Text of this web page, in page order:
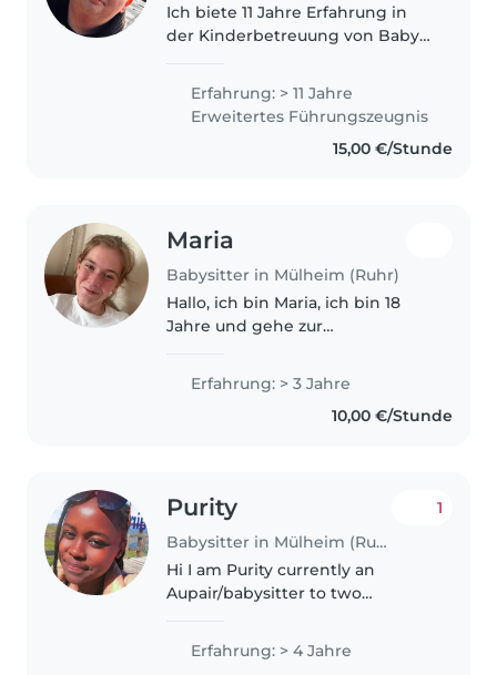
Ich biete 11 Jahre Erfahrung in
der Kinderbetreuung von Babys
ich besondere Expertise im
Umgang mit Kindern mit
Sonderbedürfnissen wie
Angstzustände, ADHS,..
Erfahrung: > 11 Jahre
Erweitertes Führungszeugnis
15,00 €/Stunde
Maria
Babysitter in Mülheim (Ruhr)
Hallo, ich bin Maria, ich bin 18
Jahre und gehe zur
viele Jahre Cello und mache viel
Sport, zum Beispiel tanzen. Ich
bastel und backe gerne
Erfahrung: > 3 Jahre
10,00 €/Stunde
Purity
Babysitter in Mülheim (Ruhr)
1
Hi I am Purity currently an
Aupair/babysitter to two
taking care of them, taking
them to the daycare, cooking for
Erfahrung: > 4 Jahre